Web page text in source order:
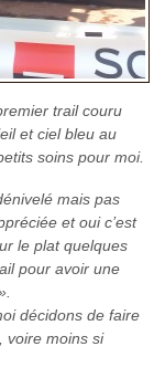
trail couru
et ciel bleu au
soins pour moi.
mais pas
et oui c’est
le plat quelques
pour avoir une
décidons de faire
voire moins si